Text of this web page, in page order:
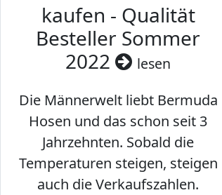
kaufen - Qualität
Besteller Sommer
2022
lesen
Die Männerwelt liebt Bermuda
Hosen und das schon seit 3
Jahrzehnten. Sobald die
Temperaturen steigen, steigen
auch die Verkaufszahlen.